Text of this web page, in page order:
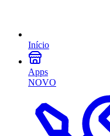
Início
Apps
NOVO